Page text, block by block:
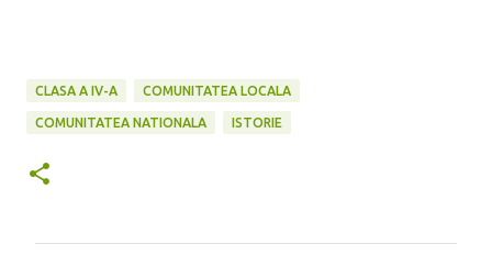
CLASA A IV-A COMUNITATEA LOCALA
COMUNITATEA NATIONALA ISTORIE